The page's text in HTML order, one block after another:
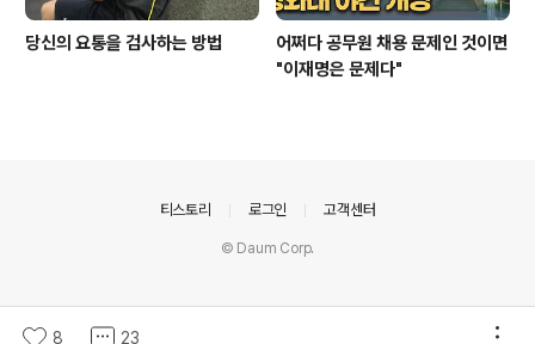
당신의 요통을 검사하는 방법
어쩌다 공무원 채용 문제인 것이면
"이재명은 문제다"
8 23
티스토리 로그인 고객센터
© Daum Corp.